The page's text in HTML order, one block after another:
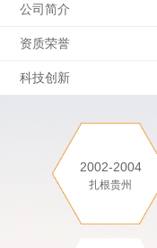
公司简介
资质荣誉
科技创新
2002-2004
扎根贵州